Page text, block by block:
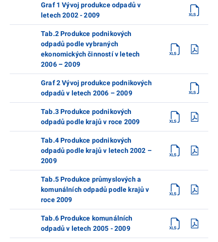
Graf 1 Vývoj produkce odpadů v
letech 2002 - 2009
Tab.2 Produkce podnikových
odpadů podle vybraných
ekonomických činností v letech
2006 – 2009
Graf 2 Vývoj produkce podnikových
odpadů v letech 2006 – 2009
Tab.3 Produkce podnikových
odpadů podle krajů v roce 2009
Tab.4 Produkce podnikových
odpadů podle krajů v letech 2002 –
2009
Tab.5 Produkce průmyslových a
komunálních odpadů podle krajů v
roce 2009
Tab.6 Produkce komunálních
odpadů v letech 2005 - 2009